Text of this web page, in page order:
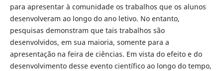
para apresentar à comunidade os trabalhos que os alunos
desenvolveram ao longo do ano letivo. No entanto,
pesquisas demonstram que tais trabalhos são
desenvolvidos, em sua maioria, somente para a
apresentação na feira de ciências. Em vista do efeito e do
desenvolvimento desse evento científico ao longo do tempo,